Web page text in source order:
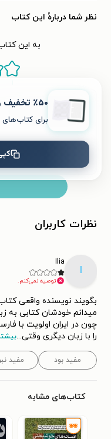
نظر شما دربارهٔ این کتاب
به این
نظرات کاربران
I
Ilia
توصیه نمی‌کنم.
بگویند نویسنده واقعی
میدانم خودشان کتابی به
چون در ایران اولویت با
را با زبان دیگری وقتی...
مفید بود مفید
کتاب‌های مشابه
٪۵۰ تخفیف ویژۀ اولین خرید
برای کتاب‌های